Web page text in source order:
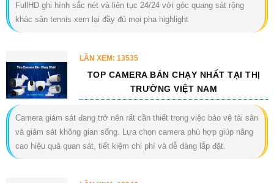
FullHD ghi hình sắc nét và liên tục 24/24 với góc quang sát rộng
khác sân tennis xem lại đầy đủ mọi pha highlight
LẦN XEM: 13535
TOP CAMERA BÁN CHẠY NHẤT TẠI THỊ
TRƯỜNG VIỆT NAM
Camera giám sát đang trở nên rất cần thiết trong việc bảo vệ tài sản
và giám sát không gian sống. Lựa chọn camera phù hợp giúp nâng
cao hiệu quả quan sát, tiết kiệm chi phí và dễ dàng lắp đặt.